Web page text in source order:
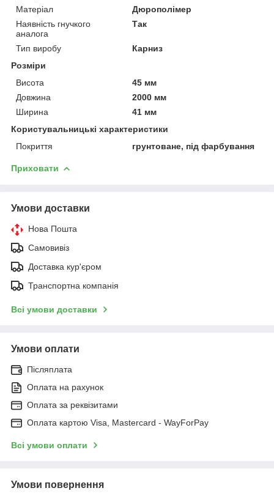
Матеріал
Дюрополімер
Наявність гнучкого
аналога
Так
Тип виробу
Карниз
Розміри
Висота
45 мм
Довжина
2000 мм
Ширина
41 мм
Користувальницькі характеристики
Покриття
грунтоване, під фарбування
Приховати
Умови доставки
Нова Пошта
Самовивіз
Доставка кур'єром
Транспортна компанія
Всі умови доставки
Умови оплати
Післяплата
Оплата на рахунок
Оплата за реквізитами
Оплата картою Visa, Mastercard - WayForPay
Всі умови оплати
Умови повернення